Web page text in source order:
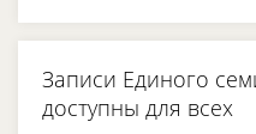
Записи Единого
доступны для всех